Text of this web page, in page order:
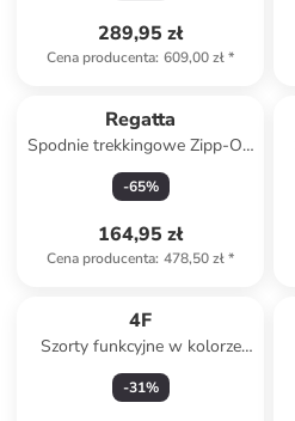
289,95 zł
Cena producenta: 609,00 zł*
Regatta
Spodnie trekkingowe Zipp-Off
"Travel Light II Zip Off
Packaway" w kolorze szarym
-65%
164,95 zł
Cena producenta: 478,50 zł*
4F
Szorty funkcyjne w kolorze
czerwonym
-31%